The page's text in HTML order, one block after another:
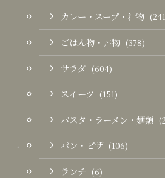
カレー・スープ・汁物
ごはん物・丼物 (378)
サラダ (604)
スイーツ (151)
パスタ・ラーメン・麺類
パン・ピザ (106)
ランチ (6)